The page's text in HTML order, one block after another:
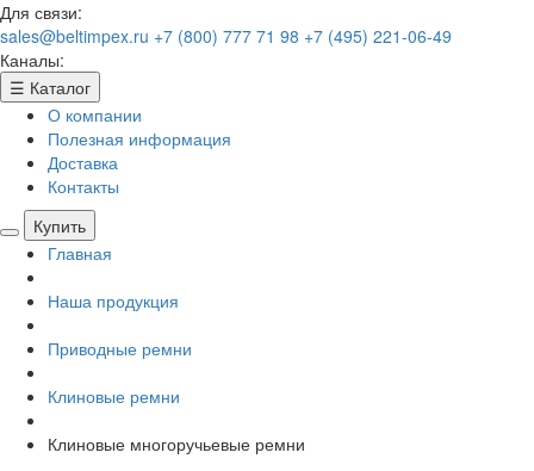
Для связи:
sales@beltimpex.ru +7 (800) 777 71 98 +7 (495) 221-06-49
Каналы:
☰ Каталог
О компании
Полезная информация
Доставка
Контакты
Купить
Главная
Наша продукция
Приводные ремни
Клиновые ремни
Клиновые многоручьевые ремни